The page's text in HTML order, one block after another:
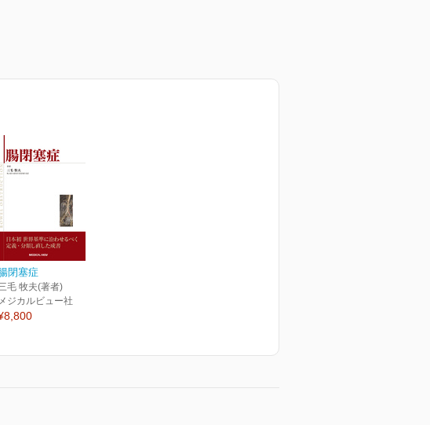
閉塞症
毛 牧夫(著者)
メジカルビュー社